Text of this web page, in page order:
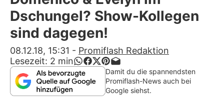
Alle Themen auf Promiflash
Jobs
App runterladen
Team
Redaktionelle Richtlinien
Dschungel? Show-Kollegen
sind dagegen!
08.12.18, 15:31 - Promiflash Redaktion
Lesezeit: 2 min
Damit du die spannendsten
Promiflash-News auch bei
Google siehst.